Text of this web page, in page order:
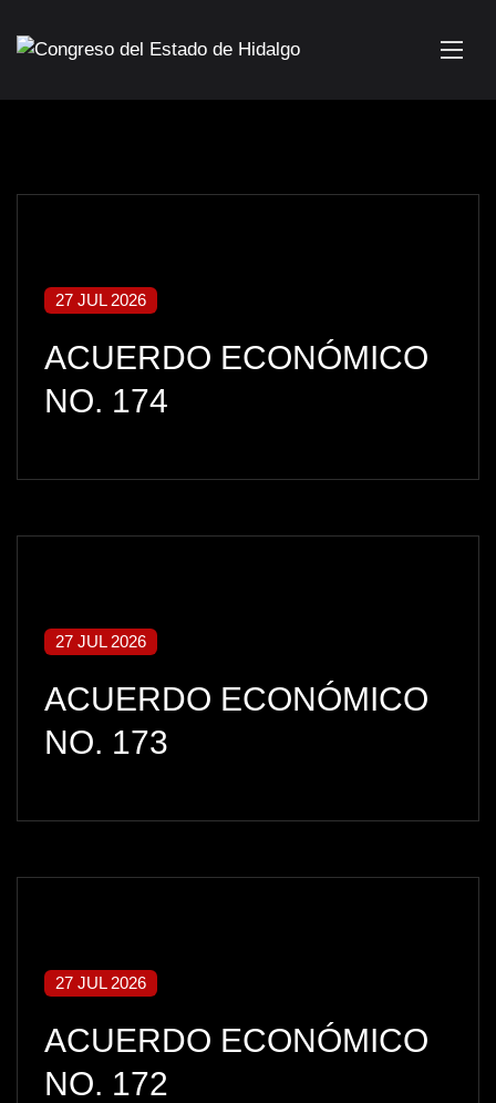
27 JUL 2026
ACUERDO ECONÓMICO
NO. 174
27 JUL 2026
ACUERDO ECONÓMICO
NO. 173
27 JUL 2026
ACUERDO ECONÓMICO
NO. 172